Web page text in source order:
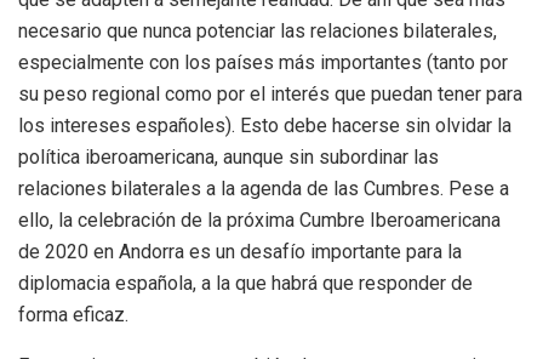
necesario que nunca potenciar las relaciones bilaterales,
especialmente con los países más importantes (tanto por
su peso regional como por el interés que puedan tener para
los intereses españoles). Esto debe hacerse sin olvidar la
política iberoamericana, aunque sin subordinar las
relaciones bilaterales a la agenda de las Cumbres. Pese a
ello, la celebración de la próxima Cumbre Iberoamericana
de 2020 en Andorra es un desafío importante para la
diplomacia española, a la que habrá que responder de
forma eficaz.